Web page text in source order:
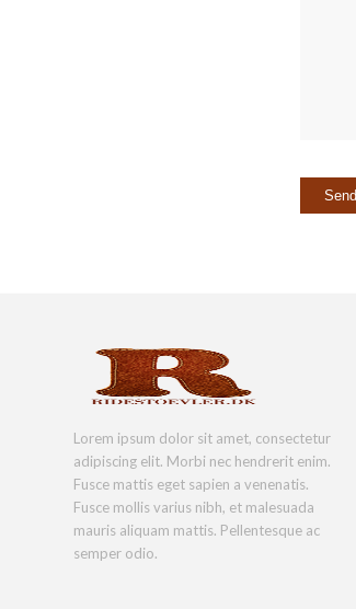
Lorem ipsum dolor sit amet, consectetur
adipiscing elit. Morbi nec hendrerit enim.
Fusce mattis eget sapien a venenatis.
Fusce mollis varius nibh, et malesuada
mauris aliquam mattis. Pellentesque ac
semper odio.